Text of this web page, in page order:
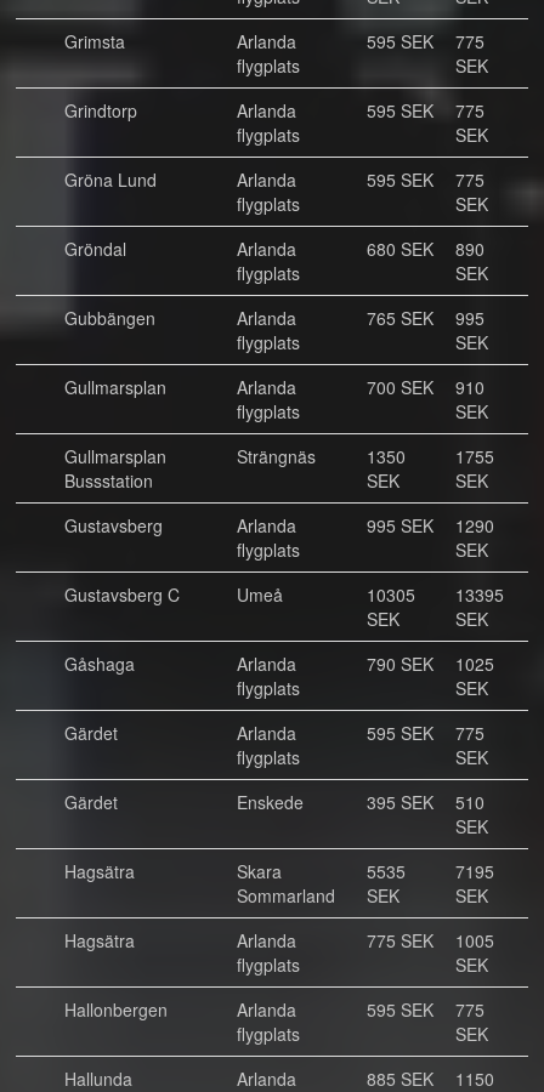
Grimsta
Arlanda
flygplats
595 SEK
775
SEK
Grindtorp
Arlanda
flygplats
595 SEK
775
SEK
Gröna Lund
Arlanda
flygplats
595 SEK
775
SEK
Gröndal
Arlanda
flygplats
680 SEK
890
SEK
Gubbängen
Arlanda
flygplats
765 SEK
995
SEK
Gullmarsplan
Arlanda
flygplats
700 SEK
910
SEK
Gullmarsplan
Bussstation
Strängnäs
1350
SEK
1755
SEK
Gustavsberg
Arlanda
flygplats
995 SEK
1290
SEK
Gustavsberg C
Umeå
10305
SEK
13395
SEK
Gåshaga
Arlanda
flygplats
790 SEK
1025
SEK
Gärdet
Arlanda
flygplats
595 SEK
775
SEK
Gärdet
Enskede 395 SEK
510
SEK
Hagsätra
Skara
Sommarland
5535
SEK
7195
SEK
Hagsätra
Arlanda
flygplats
775 SEK
1005
SEK
Hallonbergen
Arlanda
flygplats
595 SEK
775
SEK
Hallunda
Arlanda
885 SEK
1150